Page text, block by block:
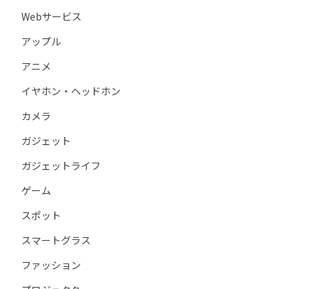
Webサービス
アップル
アニメ
イヤホン・ヘッドホン
カメラ
ガジェット
ガジェットライフ
ゲーム
スポット
スマートグラス
ファッション